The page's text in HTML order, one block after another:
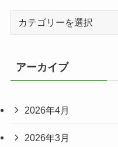
ー
アーカイブ
2026年4月
2026年3月